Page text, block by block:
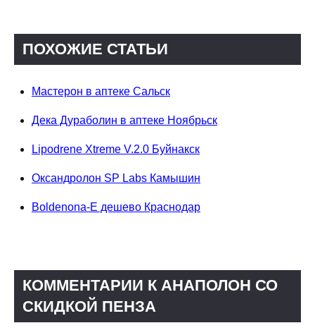
ПОХОЖИЕ СТАТЬИ
Мастерон в аптеке Сальск
Дека Дураболин в аптеке Ноябрьск
Lipodrene Xtreme V.2.0 Буйнакск
Оксандролон SP Labs Камышин
Boldenona-E дешево Краснодар
КОММЕНТАРИИ К АНАПОЛОН СО
СКИДКОЙ ПЕНЗА